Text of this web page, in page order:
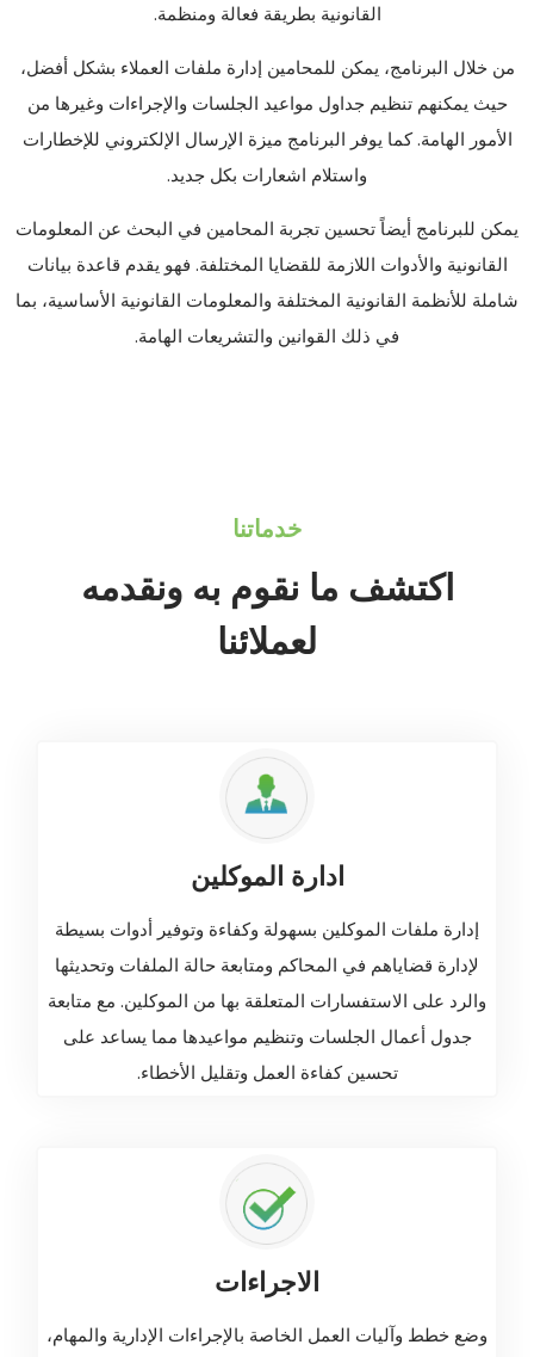
القانونية بطريقة فعالة ومنظمة.
من خلال البرنامج، يمكن للمحامين إدارة ملفات العملاء بشكل أفضل،
حيث يمكنهم تنظيم جداول مواعيد الجلسات والإجراءات وغيرها من
الأمور الهامة. كما يوفر البرنامج ميزة الإرسال الإلكتروني للإخطارات
واستلام اشعارات بكل جديد.
يمكن للبرنامج أيضاً تحسين تجربة المحامين في البحث عن المعلومات
القانونية والأدوات اللازمة للقضايا المختلفة. فهو يقدم قاعدة بيانات
شاملة للأنظمة القانونية المختلفة والمعلومات القانونية الأساسية، بما
في ذلك القوانين والتشريعات الهامة.
خدماتنا
اكتشف ما نقوم به ونقدمه
لعملائنا
ادارة الموكلين
إدارة ملفات الموكلين بسهولة وكفاءة وتوفير أدوات بسيطة
لإدارة قضاياهم في المحاكم ومتابعة حالة الملفات وتحديثها
والرد على الاستفسارات المتعلقة بها من الموكلين. مع متابعة
جدول أعمال الجلسات وتنظيم مواعيدها مما يساعد على
تحسين كفاءة العمل وتقليل الأخطاء.
الاجراءات
وضع خطط وآليات العمل الخاصة بالإجراءات الإدارية والمهام،